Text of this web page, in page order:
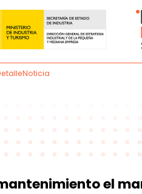
social de una empresa
el